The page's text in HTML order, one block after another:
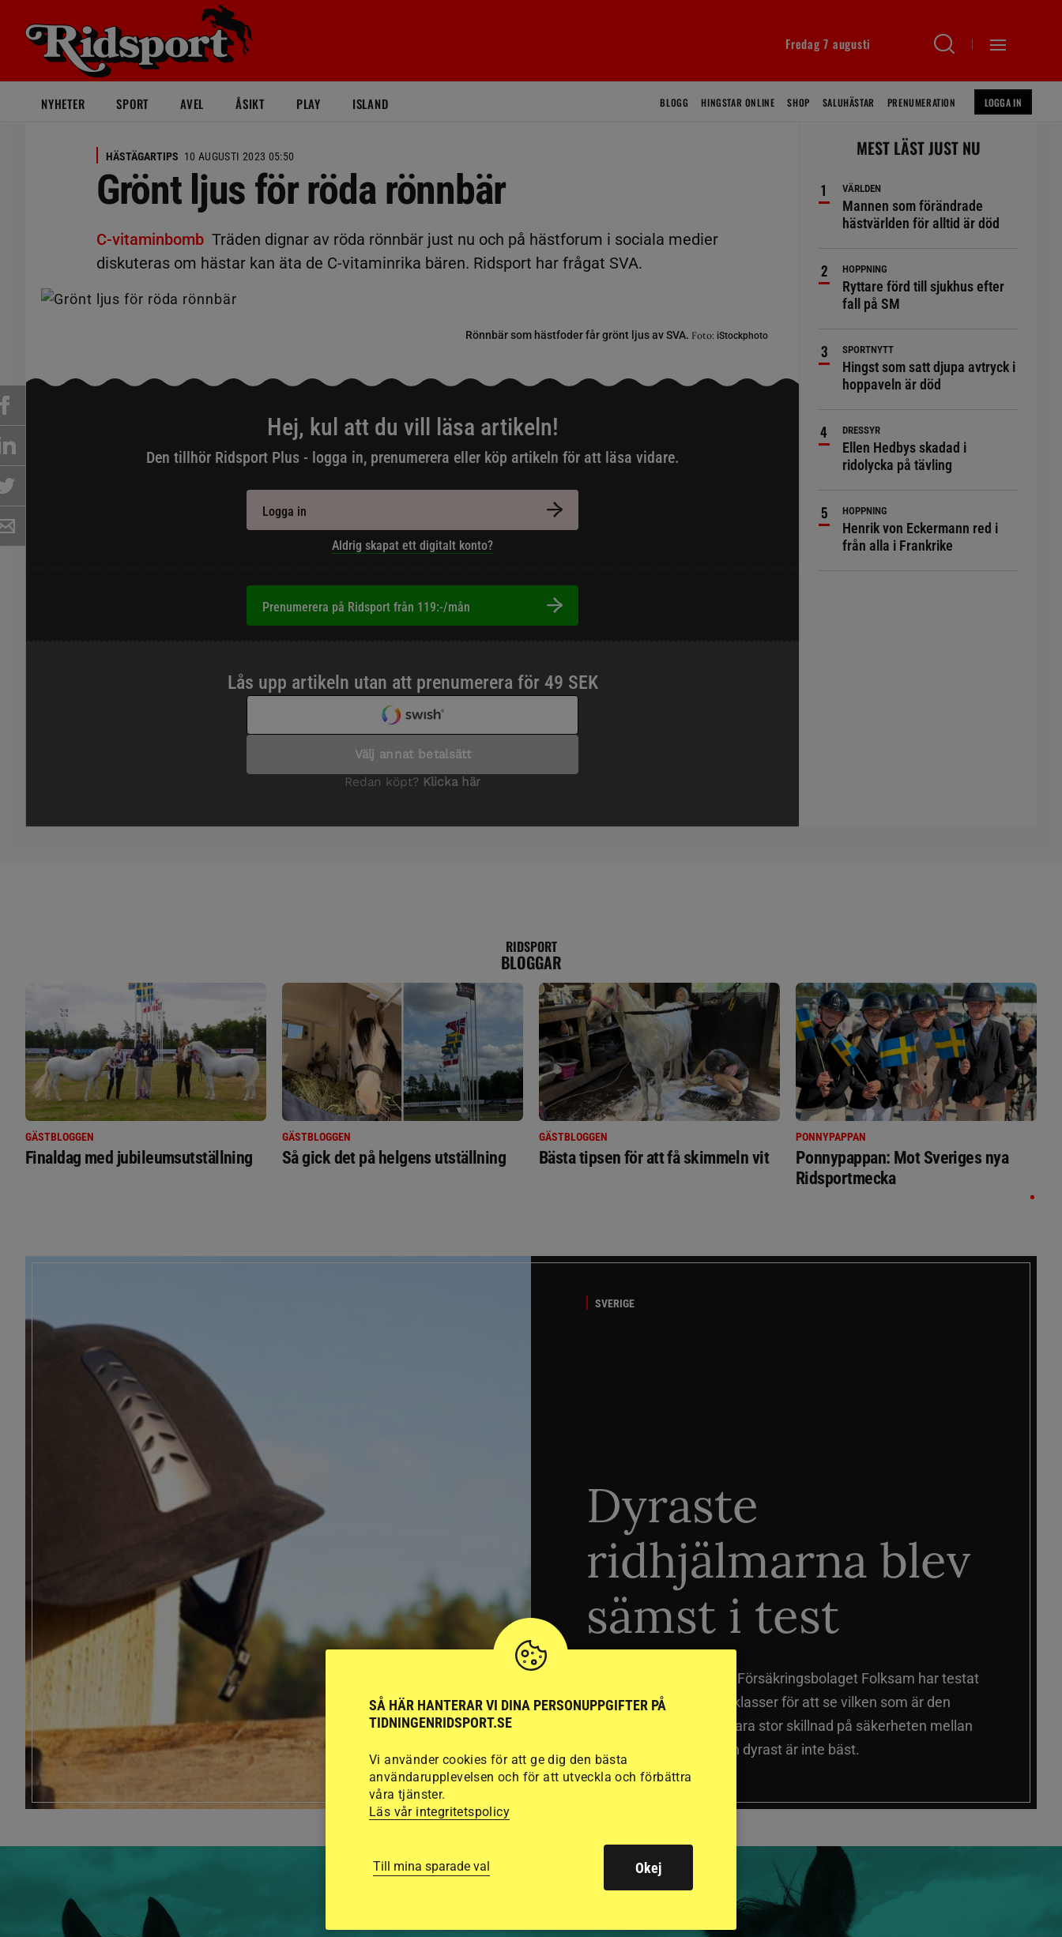
Fredag 7 augusti
NYHETER SPORT AVEL ÅSIKT PLAY ISLAND BLOGG HINGSTAR ONLINE SHOP SALUHÄSTAR PRENUMERATION LOGGA IN
HÄSTÄGARTIPS 10 AUGUSTI 2023 05:50
Grönt ljus för röda rönnbär
C-vitaminbomb Träden dignar av röda rönnbär just nu och på hästforum i sociala medier
diskuteras om hästar kan äta de C-vitaminrika bären. Ridsport har frågat SVA.
Rönnbär som hästfoder får grönt ljus av SVA. Foto: iStockphoto
Hej, kul att du vill läsa artikeln!
Den tillhör Ridsport Plus - logga in, prenumerera eller köp artikeln för att läsa vidare.
Logga in
Aldrig skapat ett digitalt konto?
Prenumerera på Ridsport från 119:-/mån
MEST LÄST JUST NU
VÄRLDEN
Mannen som förändrade
hästvärlden för alltid är död
HOPPNING
Ryttare förd till sjukhus efter
fall på SM
SPORTNYTT
Hingst som satt djupa avtryck i
hoppaveln är död
DRESSYR
Ellen Hedbys skadad i
ridolycka på tävling
HOPPNING
Henrik von Eckermann red i
från alla i Frankrike
RIDSPORT
BLOGGAR
GÄSTBLOGGEN
Finaldag med jubileumsutställning
GÄSTBLOGGEN
Så gick det på helgens utställning
GÄSTBLOGGEN
Bästa tipsen för att få skimmeln vit
PONNYPAPPAN
Ponnypappan: Mot Sveriges nya
Ridsportmecka
SVERIGE
Dyraste
ridhjälmarna blev
sämst i test
Försäkringsbolaget Folksam har testat
15 ridhjälmar i olika prisklasser för att se vilken som är den
säkraste. Det visar sig vara stor skillnad på säkerheten mellan
de olika hjälmarna – och dyrast är inte bäst.
SÅ HÄR HANTERAR VI DINA PERSONUPPGIFTER PÅ
TIDNINGENRIDSPORT.SE
Vi använder cookies för att ge dig den bästa
användarupplevelsen och för att utveckla och förbättra
våra tjänster.
Läs vår integritetspolicy
Till mina sparade val Okej